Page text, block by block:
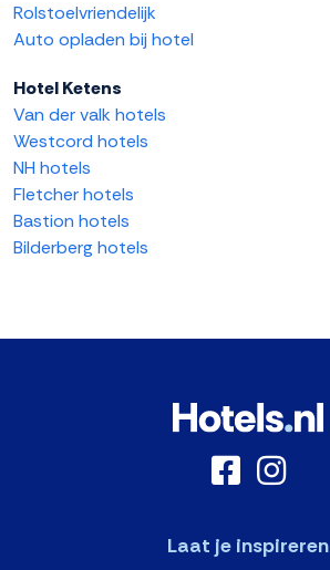
Rolstoelvriendelijk
Auto opladen bij hotel
Hotel Ketens
Van der valk hotels
Westcord hotels
NH hotels
Fletcher hotels
Bastion hotels
Bilderberg hotels
Laat je inspireren